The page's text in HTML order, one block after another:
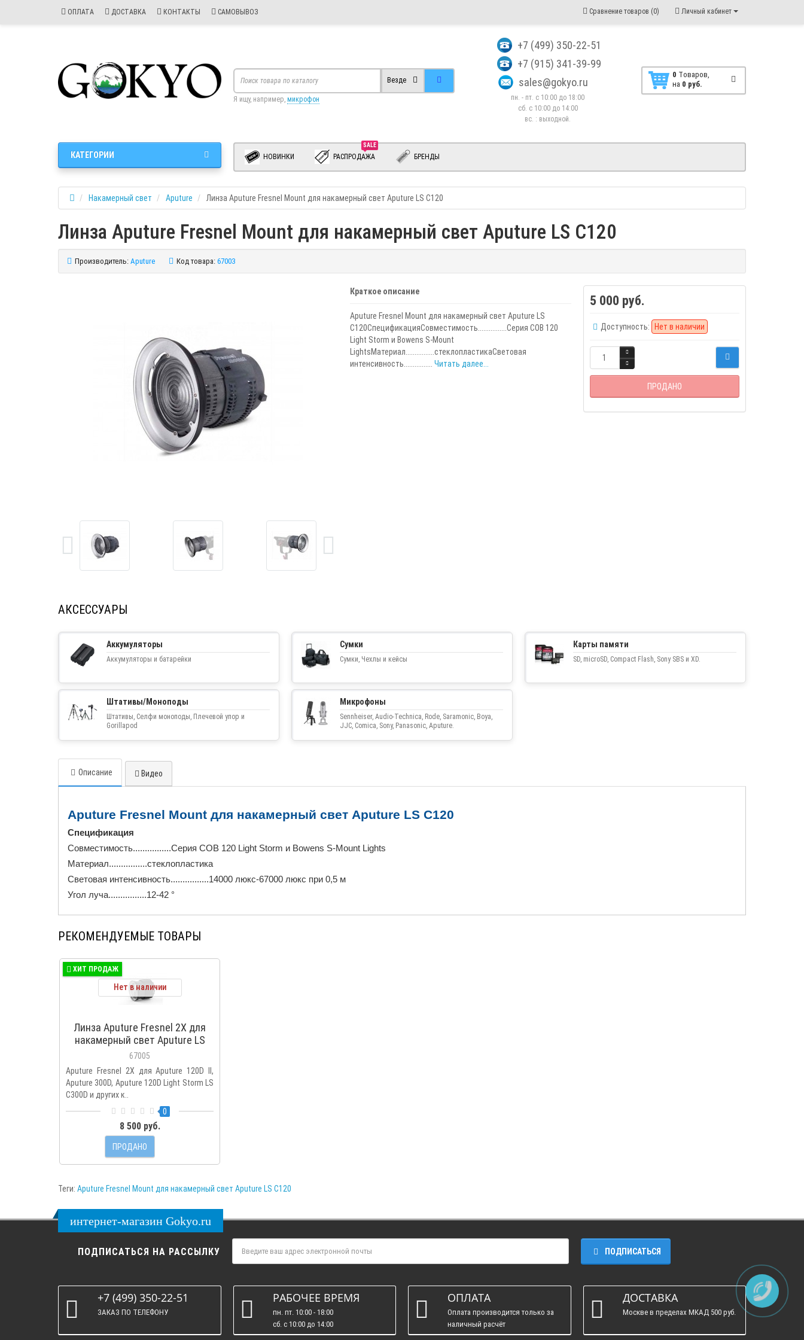
ОПЛАТА ДОСТАВКА КОНТАКТЫ САМОВЫВОЗ Личный кабинет
Сравнение товаров (0)
+7 (499) 350-22-51
+7 (915) 341-39-99
sales@gokyo.ru
пн. - пт. с 10:00 до 18:00
сб. c 10:00 до 14:00
вс. : выходной.
0 Tоваров,
на 0 руб.
Везде
Я ищу, например, микрофон
НОВИНКИ
SALE
РАСПРОДАЖА БРЕНДЫ
КАТЕГОРИИ
Накамерный свет Aputure Линза Aputure Fresnel Mount для накамерный свет Aputure LS C120
Линза Aputure Fresnel Mount для накамерный свет Aputure LS C120
Производитель: Aputure Код товара: 67003
Краткое описание
Aputure Fresnel Mount для накамерный свет Aputure LS
C120СпецификацияСовместимость................Серия COB 120
Light Storm и Bowens S-Mount
LightsМатериал................стеклопластикаСветовая
интенсивность................ Читать далее...
5 000 руб.
Доступность: Нет в наличии
ПРОДАНО
АКСЕССУАРЫ
Аккумуляторы
Аккумуляторы и батарейки
Сумки
Сумки, Чехлы и кейсы
Карты памяти
SD, microSD, Compact Flash, Sony SBS и XD.
Штативы/Моноподы
Штативы, Селфи моноподы, Плечевой упор и
Gorillapod
Микрофоны
Sennheiser, Audio-Technica, Rode, Saramonic, Boya,
JJC, Comica, Sony, Panasonic, Aputure.
Описание Видео
Aputure Fresnel Mount для накамерный свет Aputure LS C120
Спецификация
Совместимость................Серия COB 120 Light Storm и Bowens S-Mount Lights
Материал................стеклопластика
Световая интенсивность................14000 люкс-67000 люкс при 0,5 м
Угол луча................12-42 °
РЕКОМЕНДУЕМЫЕ ТОВАРЫ
ХИТ ПРОДАЖ
Нет в наличии
Линза Aputure Fresnel 2X для
накамерный свет Aputure LS
C120, LS C120 II, LS C300d
67005
Aputure Fresnel 2X для Aputure 120D II,
Aputure 300D, Aputure 120D Light Storm LS
C300D и других к..
0
8 500 руб.
ПРОДАНО
Теги: Aputure Fresnel Mount для накамерный свет Aputure LS C120
интернет-магазин Gokyo.ru
ПОДПИСАТЬСЯ НА РАССЫЛКУ ПОДПИСАТЬСЯ
+7 (499) 350-22-51
ЗАКАЗ ПО ТЕЛЕФОНУ
РАБОЧЕЕ ВРЕМЯ
пн. пт. 10:00 - 18:00
сб. c 10:00 до 14:00
вс. : выходные.
ОПЛАТА
Оплата производится только за
наличный расчёт
ДОСТАВКА
Москве в пределах МКАД 500 руб.